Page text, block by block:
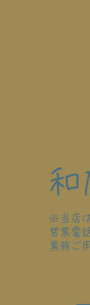
和
※当店
営業電
業務ご